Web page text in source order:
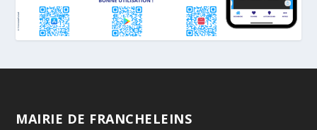
MAIRIE DE FRANCHELEINS